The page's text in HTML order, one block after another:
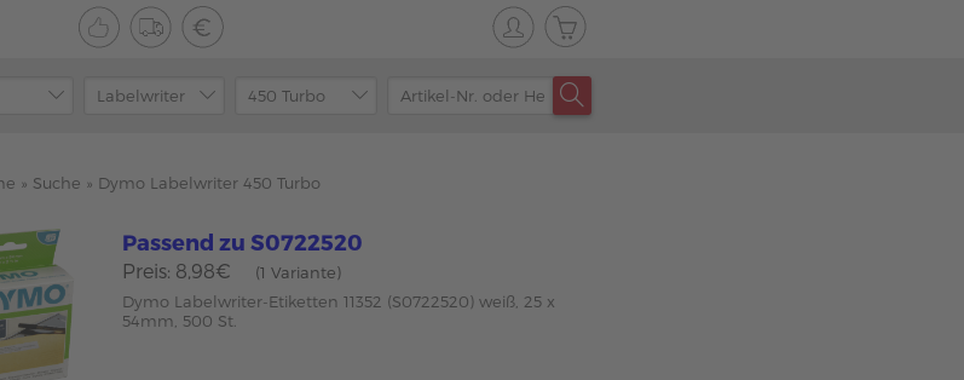
» Suche » Dymo Labelwriter 450 Turbo
Passend zu S0722520
Preis: 8,98€
(1 Variante)
Dymo Labelwriter-Etiketten 11352 (S0722520) weiß, 25 x
54mm, 500 St.